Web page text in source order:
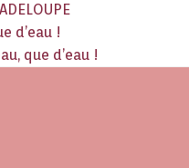
d’eau !
que d’eau !